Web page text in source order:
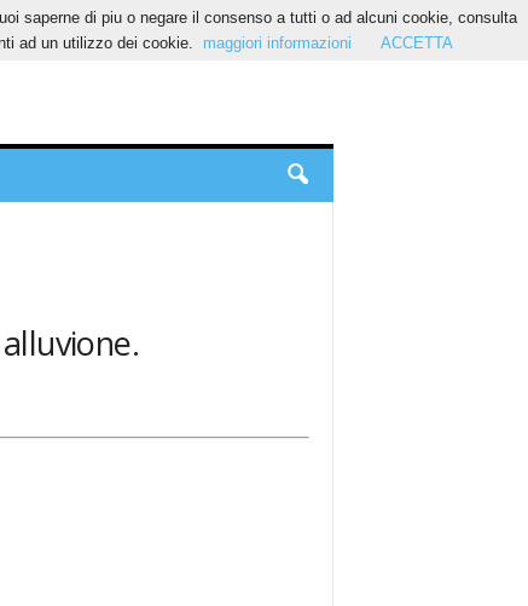
saperne di piu o negare il consenso a tutti o ad alcuni cookie, consulta
ad un utilizzo dei cookie.
maggiori informazioni ACCETTA